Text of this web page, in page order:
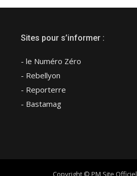
Sites pour s’informer :
- le Numéro Zéro
- Rebellyon
- Reporterre
- Bastamag
Copyright © PM Site